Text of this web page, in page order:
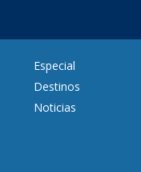
Especial
Destinos
Noticias